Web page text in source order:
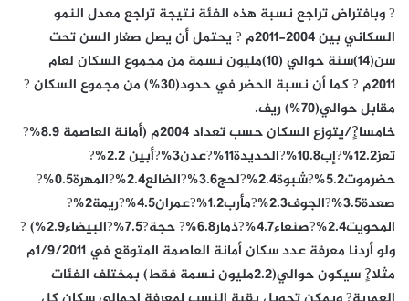
? وبافتراض تراجع نسبة هذه الفئة نتيجة تراجع معدل النمو
السكاني بين 2004-2011م ? يحتمل أن يصل صغار السن تحت
سن(14)سنة حوالي (10)مليون نسمة من مجموع السكان لعام
2011م ? كما أن نسبة الحضر في حدود(30%) من مجموع السكان ?
مقابل حوالي(70%) ريف.
خامسا?ٍ/يتوزع السكان حسب تعداد 2004م (أمانة العاصمة 8.9%?
تعز12.2%?إب10.8%?الحديدة11%?عدن3%?أبين 2.2%?
حضرموت5.2%?شبوة2.4%?لحج3.6%?الضالع2.4%?المهرة0.5%?
صعدة3.5%?الجوف2.3%?مأرب1.2%?عمران4.5%?ريمة2%?
المحويت2.4%?صنعاء4.7%?ذمار6.8%? حجة?7.5%?البيضاء2.9%) ?
ولو أردنا معرفة عدد سكان أمانة العاصمة المتوقع في 1/9/2011م
مثلا?ٍ سيكون حوالي(2.2مليون نسمة فقط) بمختلف الفئات